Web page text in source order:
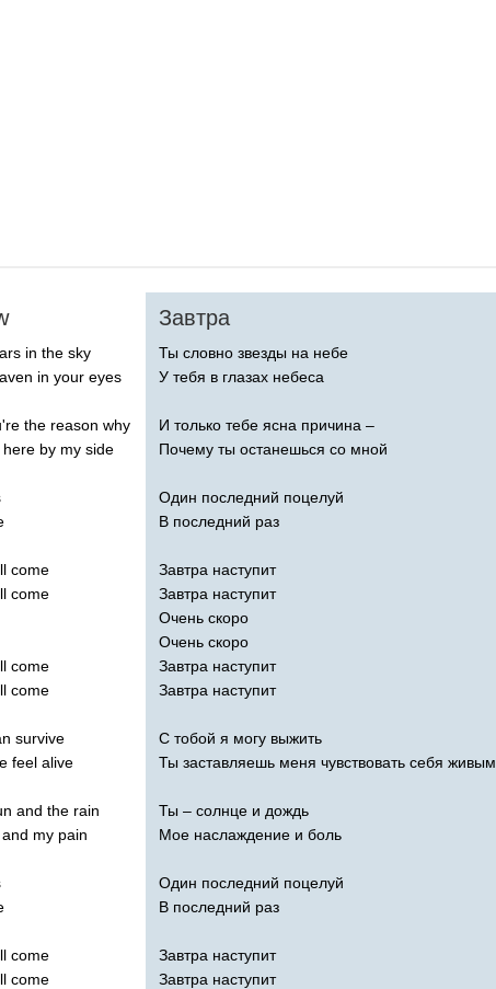
in the sky
in your eyes
the reason why
here by my side
come
come
come
come
survive
feel alive
and the rain
and my pain
come
come
Завтра
Ты словно звезды на небе
У тебя в глазах небеса
И только тебе ясна причина –
Почему ты останешься со мной
Один последний поцелуй
В последний раз
Завтра наступит
Завтра наступит
Очень скоро
Очень скоро
Завтра наступит
Завтра наступит
С тобой я могу выжить
Ты заставляешь меня чувствовать себя живым
Ты – солнце и дождь
Мое наслаждение и боль
Один последний поцелуй
В последний раз
Завтра наступит
Завтра наступит